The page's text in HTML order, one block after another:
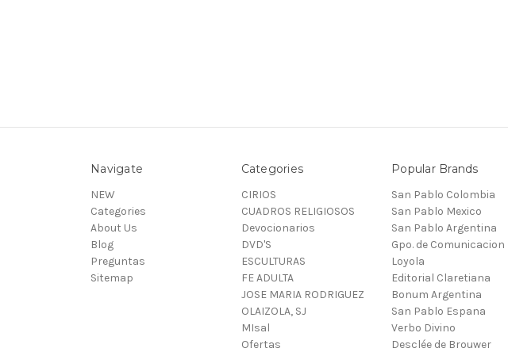
Navigate
NEW
Categories
About Us
Blog
Preguntas
Sitemap
Categories
CIRIOS
CUADROS RELIGIOSOS
Devocionarios
DVD'S
ESCULTURAS
FE ADULTA
JOSE MARIA RODRIGUEZ
OLAIZOLA, SJ
MIsal
Ofertas
Popular Brands
San Pablo Colombia
San Pablo Mexico
San Pablo Argentina
Gpo. de Comunicacion
Loyola
Editorial Claretiana
Bonum Argentina
San Pablo Espana
Verbo Divino
Desclée de Brouwer